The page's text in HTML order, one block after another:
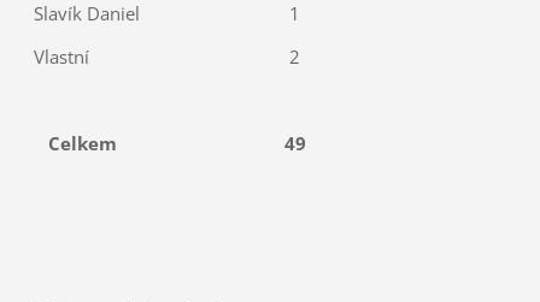
Slavík Daniel
1
Vlastní
2
Celkem 49